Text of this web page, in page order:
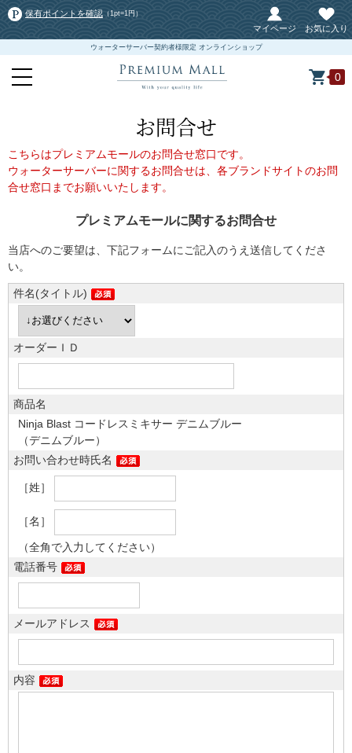
保有ポイントを確認 （1pt=1円）
マイページ お気に入り
ウォーターサーバー契約者様限定 オンラインショップ
0
お問合せ
こちらはプレミアムモールのお問合せ窓口です。
ウォーターサーバーに関するお問合せは、各ブランドサイトのお問
合せ窓口までお願いいたします。
プレミアムモールに関するお問合せ
当店へのご要望は、下記フォームにご記入のうえ送信してくださ
い。
件名(タイトル)
オーダーＩＤ
商品名
Ninja Blast コードレスミキサー デニムブルー
（デニムブルー）
お問い合わせ時氏名
［姓］
［名］
（全角で入力してください）
電話番号
メールアドレス
内容